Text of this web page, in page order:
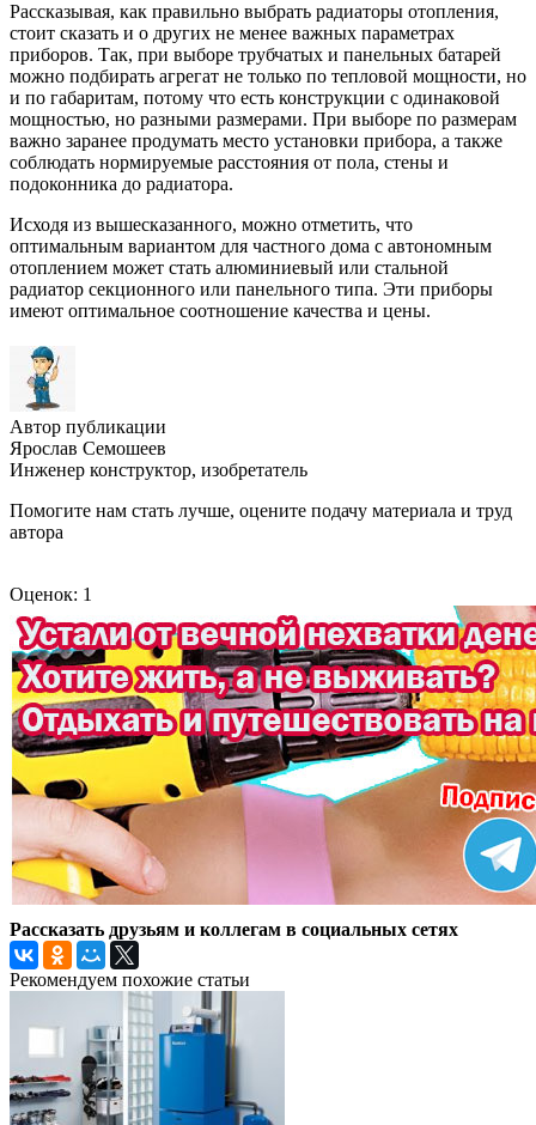
Рассказывая, как правильно выбрать радиаторы отопления,
стоит сказать и о других не менее важных параметрах
приборов. Так, при выборе трубчатых и панельных батарей
можно подбирать агрегат не только по тепловой мощности, но
и по габаритам, потому что есть конструкции с одинаковой
мощностью, но разными размерами. При выборе по размерам
важно заранее продумать место установки прибора, а также
соблюдать нормируемые расстояния от пола, стены и
подоконника до радиатора.
Исходя из вышесказанного, можно отметить, что
оптимальным вариантом для частного дома с автономным
отоплением может стать алюминиевый или стальной
радиатор секционного или панельного типа. Эти приборы
имеют оптимальное соотношение качества и цены.
Автор публикации
Ярослав Семошеев
Инженер конструктор, изобретатель
Помогите нам стать лучше, оцените подачу материала и труд
автора
Оценок: 1
Рассказать друзьям и коллегам в социальных сетях
Рекомендуем похожие статьи